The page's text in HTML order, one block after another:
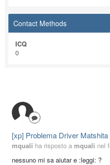
Contact Methods
ICQ
0
[xp] Problema Driver
mquali ha risposto a mquali nel
nessuno mi sa aiutar e :leggi: ?